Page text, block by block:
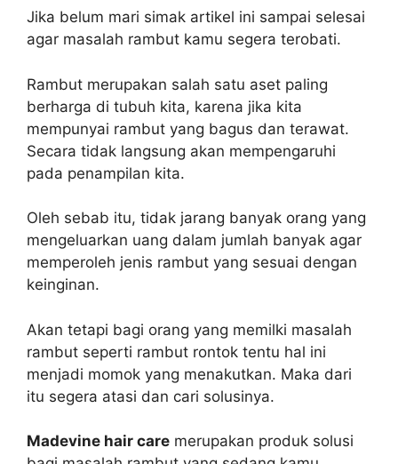
Jika belum mari simak artikel ini sampai selesai
agar masalah rambut kamu segera terobati.
Rambut merupakan salah satu aset paling
berharga di tubuh kita, karena jika kita
mempunyai rambut yang bagus dan terawat.
Secara tidak langsung akan mempengaruhi
pada penampilan kita.
Oleh sebab itu, tidak jarang banyak orang yang
mengeluarkan uang dalam jumlah banyak agar
memperoleh jenis rambut yang sesuai dengan
keinginan.
Akan tetapi bagi orang yang memilki masalah
rambut seperti rambut rontok tentu hal ini
menjadi momok yang menakutkan. Maka dari
itu segera atasi dan cari solusinya.
Madevine hair care merupakan produk solusi